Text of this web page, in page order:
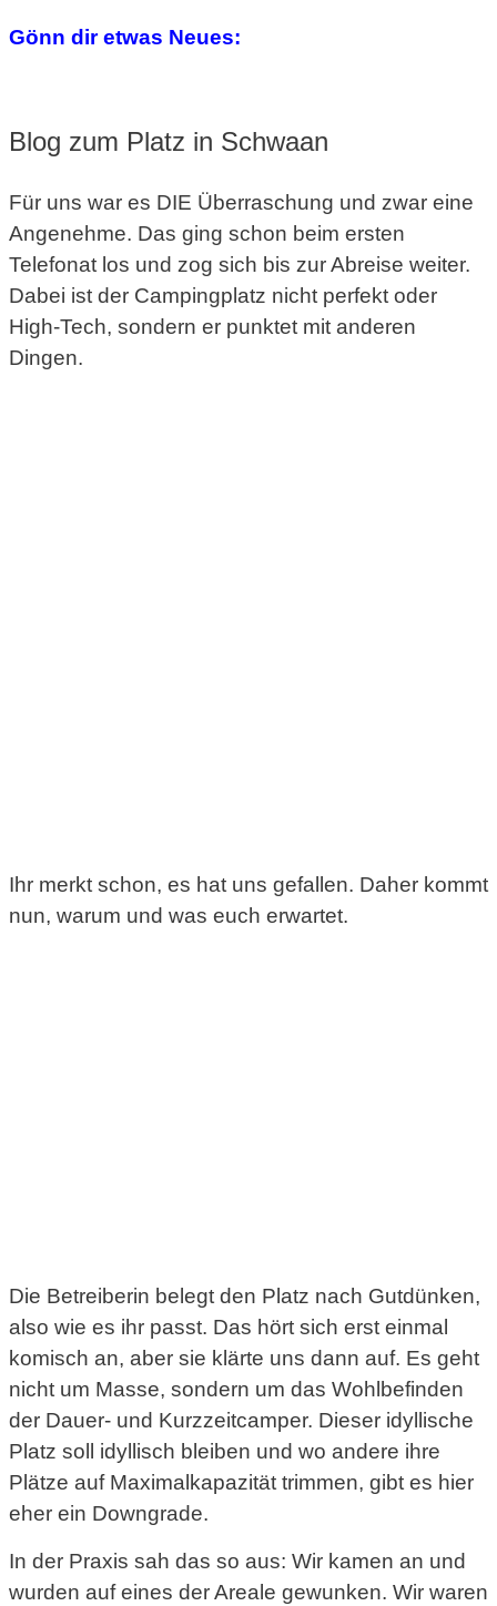
Gönn dir etwas Neues:
Blog zum Platz in Schwaan
Für uns war es DIE Überraschung und zwar eine
Angenehme. Das ging schon beim ersten
Telefonat los und zog sich bis zur Abreise weiter.
Dabei ist der Campingplatz nicht perfekt oder
High-Tech, sondern er punktet mit anderen
Dingen.
Ihr merkt schon, es hat uns gefallen. Daher kommt
nun, warum und was euch erwartet.
Die Betreiberin belegt den Platz nach Gutdünken,
also wie es ihr passt. Das hört sich erst einmal
komisch an, aber sie klärte uns dann auf. Es geht
nicht um Masse, sondern um das Wohlbefinden
der Dauer- und Kurzzeitcamper. Dieser idyllische
Platz soll idyllisch bleiben und wo andere ihre
Plätze auf Maximalkapazität trimmen, gibt es hier
eher ein Downgrade.
In der Praxis sah das so aus: Wir kamen an und
wurden auf eines der Areale gewunken. Wir waren